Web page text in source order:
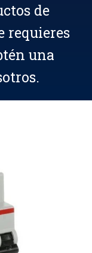
de
requieres
una